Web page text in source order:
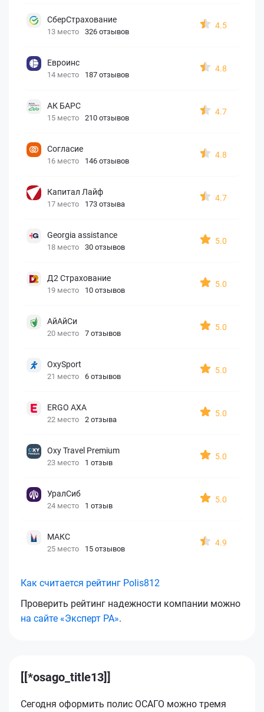
СберСтрахование
13 место 326 отзывов
4.5
Евроинс
14 место 187 отзывов
4.8
АК БАРС
15 место 210 отзывов
4.7
Согласие
16 место 146 отзывов
4.8
Капитал Лайф
17 место 173 отзыва
4.7
Georgia assistance
18 место 30 отзывов
5.0
Д2 Страхование
19 место 10 отзывов
5.0
АйАйСи
20 место 7 отзывов
5.0
OxySport
21 место 6 отзывов
5.0
ERGO AXA
22 место 2 отзыва
5.0
Oxy Travel Premium
23 место 1 отзыв
5.0
УралСиб
24 место 1 отзыв
5.0
МАКС
25 место 15 отзывов
4.9
Как считается рейтинг Polis812
Проверить рейтинг надежности компании можно
на сайте «Эксперт РА».
[[*osago_title13]]
Сегодня оформить полис ОСАГО можно тремя